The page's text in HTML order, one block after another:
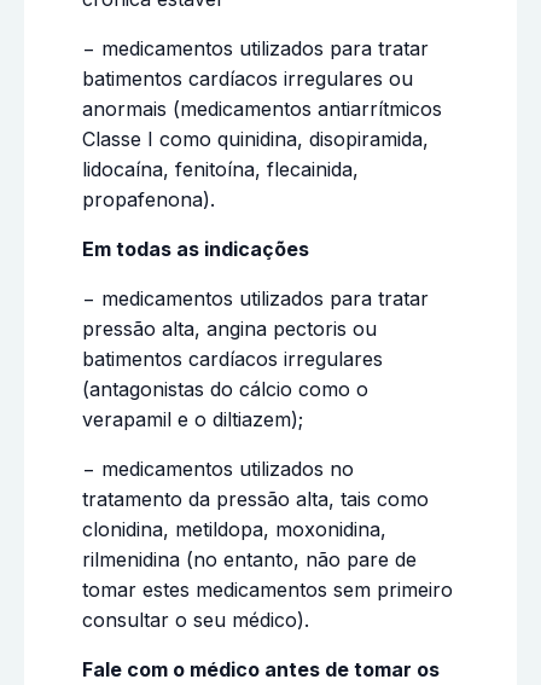
− medicamentos utilizados para tratar
batimentos cardíacos irregulares ou
anormais (medicamentos antiarrítmicos
Classe I como quinidina, disopiramida,
lidocaína, fenitoína, flecainida,
propafenona).
Em todas as indicações
− medicamentos utilizados para tratar
pressão alta, angina pectoris ou
batimentos cardíacos irregulares
(antagonistas do cálcio como o
verapamil e o diltiazem);
− medicamentos utilizados no
tratamento da pressão alta, tais como
clonidina, metildopa, moxonidina,
rilmenidina (no entanto, não pare de
tomar estes medicamentos sem primeiro
consultar o seu médico).
Fale com o médico antes de tomar os